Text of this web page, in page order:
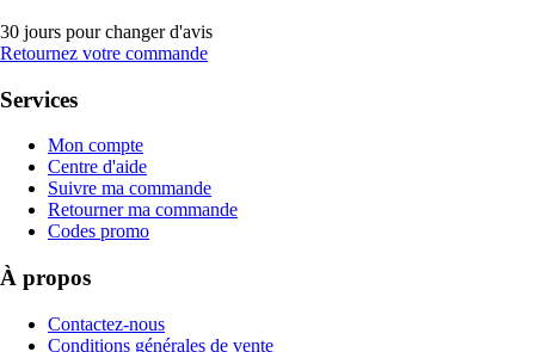
30 jours pour changer d'avis
Retournez votre commande
Services
Mon compte
Centre d'aide
Suivre ma commande
Retourner ma commande
Codes promo
À propos
Contactez-nous
Conditions générales de vente